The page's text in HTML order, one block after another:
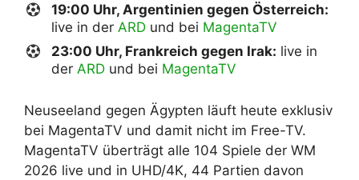
19:00 Uhr, Argentinien gegen Österreich:
live in der ARD und bei MagentaTV
23:00 Uhr, Frankreich gegen Irak: live in
der ARD und bei MagentaTV
Neuseeland gegen Ägypten läuft heute exklusiv
bei MagentaTV und damit nicht im Free-TV.
MagentaTV überträgt alle 104 Spiele der WM
2026 live und in UHD/4K, 44 Partien davon